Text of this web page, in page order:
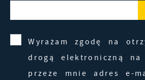
Wyrażam zgodę na
drogą elektroniczną na
przeze mnie adres e-